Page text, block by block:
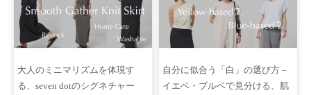
大人のミニマリズムを体現す
る、seven dotのシグネチャー
自分に似合う「白」の選び方 –
イエベ・ブルベで見分ける、肌